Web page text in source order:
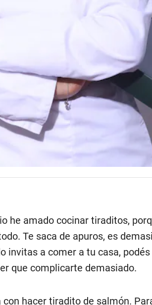
he amado cocinar tiraditos,
Te saca de apuros, es
invitas a comer a tu casa, podés
que complicarte demasiado.
hacer tiradito de salmón.